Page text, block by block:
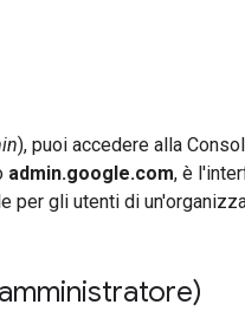
), puoi accedere alla
admin.google.com, è
per gli utenti di